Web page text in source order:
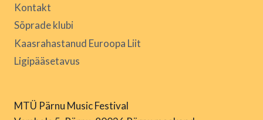
Kontakt
Sõprade klubi
Kaasrahastanud Euroopa Liit
Ligipääsetavus
MTÜ Pärnu Music Festival